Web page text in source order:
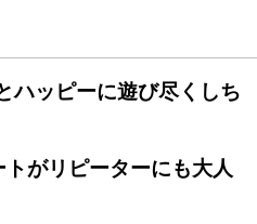
ハッピーに遊び尽くしち
がリピーターにも大人